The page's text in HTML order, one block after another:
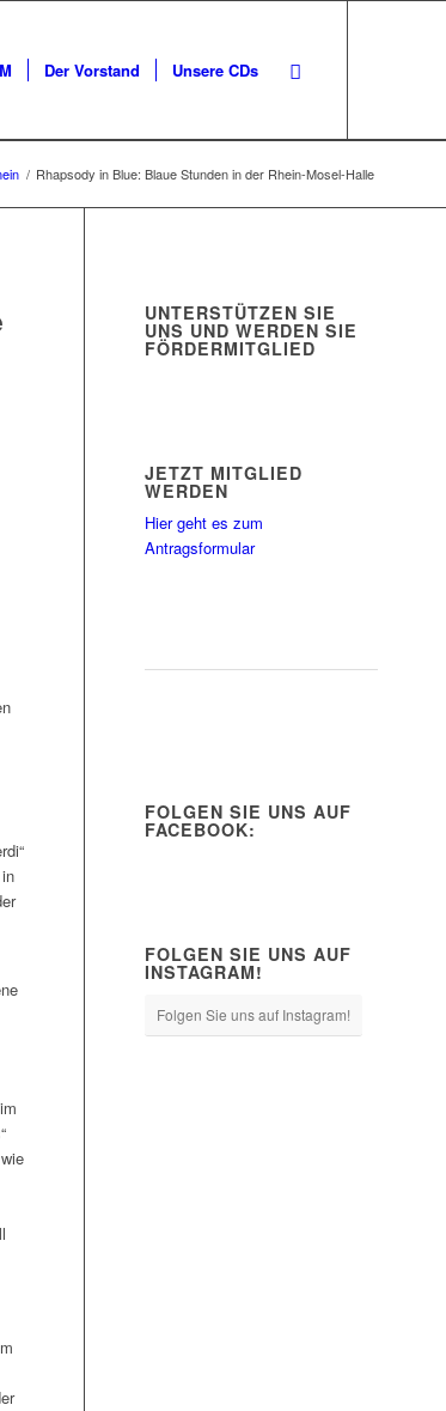
Der Vorstand Unsere CDs
/ Rhapsody in Blue: Blaue Stunden in der Rhein-Mosel-Halle
UNTERSTÜTZEN SIE
UNS UND WERDEN SIE
FÖRDERMITGLIED
JETZT MITGLIED
WERDEN
Hier geht es zum
Antragsformular
FOLGEN SIE UNS AUF
FACEBOOK:
FOLGEN SIE UNS AUF
INSTAGRAM!
Folgen Sie uns auf Instagram!